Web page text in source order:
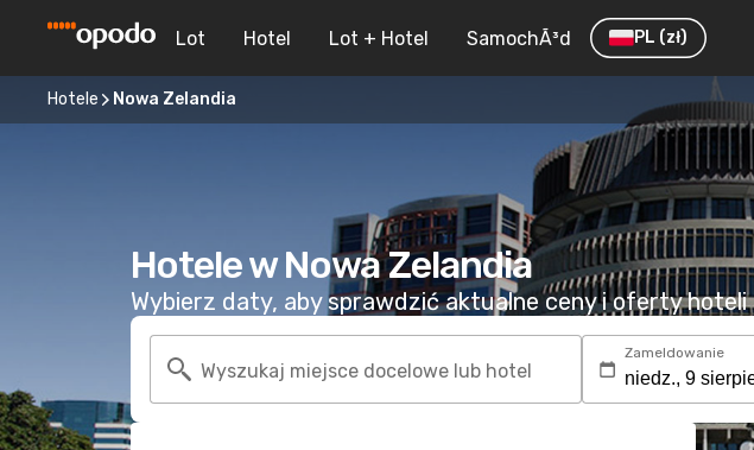
Lot Hotel Lot + Hotel SamochÃ³d PL (zł)
Hotele Nowa Zelandia
Hotele w Nowa Zelandia
Wybierz daty, aby sprawdzić aktualne ceny i oferty hoteli
Wyszukaj miejsce docelowe lub hotel
Zameldowanie